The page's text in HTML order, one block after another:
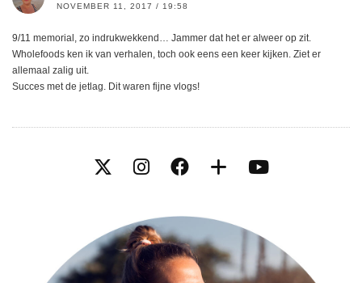
NOVEMBER 11, 2017 / 19:58
9/11 memorial, zo indrukwekkend… Jammer dat het er alweer op zit.
Wholefoods ken ik van verhalen, toch ook eens een keer kijken. Ziet er
allemaal zalig uit.
Succes met de jetlag. Dit waren fijne vlogs!